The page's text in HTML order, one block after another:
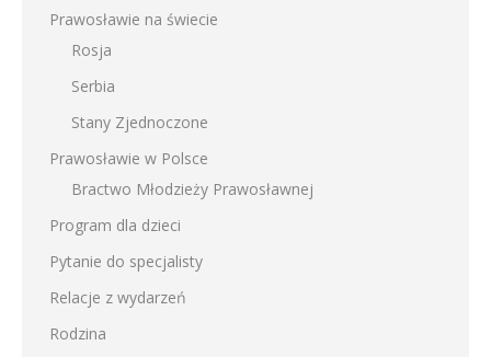
Prawosławie na świecie
Rosja
Serbia
Stany Zjednoczone
Prawosławie w Polsce
Bractwo Młodzieży Prawosławnej
Program dla dzieci
Pytanie do specjalisty
Relacje z wydarzeń
Rodzina